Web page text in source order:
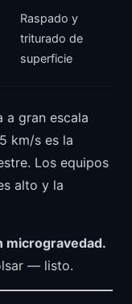
Raspado y
triturado de
superficie
a gran escala
km/s es la
Los equipos
alto y la
microgravedad.
— listo.